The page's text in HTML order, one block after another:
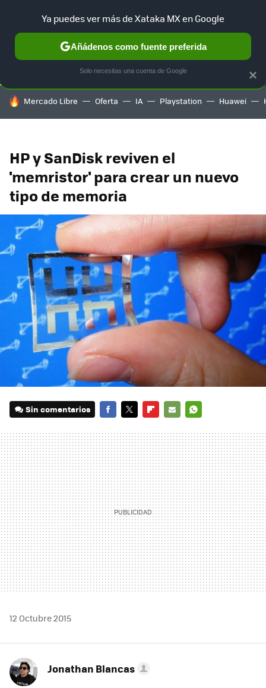
SELECCIÓN GAMING HOME AUTO TERRITORIO
HOY SE HABLA DE
Mercado Libre Oferta IA Playstation Huawei
HP y SanDisk reviven el
'memristor' para crear un nuevo
tipo de memoria
Sin comentarios
MAIL
12 Octubre 2015
Jonathan Blancas
×
Ya puedes ver más de Xataka MX en Google
Añádenos como fuente preferida
Solo necesitas una cuenta de Google